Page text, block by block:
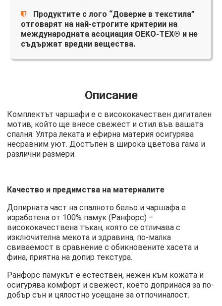
Продуктите с лого “Доверие в текстила”
отговарят на най-строгите критерии на
международната асоциация OEKO-TEX® и не
съдържат вредни вещества.
Описание
Комплектът чаршафи е с висококачествен дигитален
мотив, който ще внесе свежест и стил във вашата
спалня. Ултра леката и ефирна материя осигурява
несравним уют. Достъпен в широка цветова гама и
различни размери.
Качество и предимства на материалите
Допирната част на спалното бельо и чаршафа е
изработена от 100% памук (Ранфорс) –
висококачествена тъкан, която се отличава с
изключителна мекота и здравина, по-малка
свиваемост в сравнение с обикновените хасета и
фина, приятна на допир текстура.
Ранфорс памукът е естествен, нежен към кожата и
осигурява комфорт и свежест, което допринася за по-
добър сън и цялостно усещане за отпочиналост.